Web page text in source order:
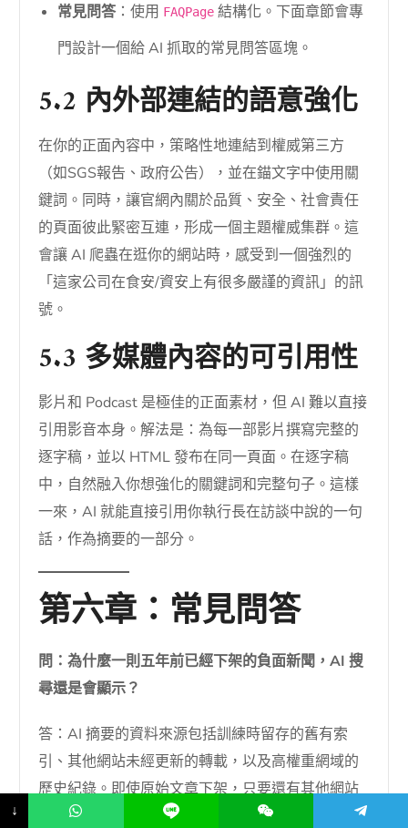
常見問答：使用 FAQPage 結構化。下面章節會專
門設計一個給 AI 抓取的常見問答區塊。
5.2 內外部連結的語意強化
在你的正面內容中，策略性地連結到權威第三方
（如SGS報告、政府公告），並在錨文字中使用關
鍵詞。同時，讓官網內關於品質、安全、社會責任
的頁面彼此緊密互連，形成一個主題權威集群。這
會讓 AI 爬蟲在逛你的網站時，感受到一個強烈的
「這家公司在食安/資安上有很多嚴謹的資訊」的訊
號。
5.3 多媒體內容的可引用性
影片和 Podcast 是極佳的正面素材，但 AI 難以直接
引用影音本身。解法是：為每一部影片撰寫完整的
逐字稿，並以 HTML 發布在同一頁面。在逐字稿
中，自然融入你想強化的關鍵詞和完整句子。這樣
一來，AI 就能直接引用你執行長在訪談中說的一句
話，作為摘要的一部分。
第六章：常見問答
問：為什麼一則五年前已經下架的負面新聞，AI 搜
尋還是會顯示？
答：AI 摘要的資料來源包括訓練時留存的舊有索
引、其他網站未經更新的轉載，以及高權重網域的
歷史紀錄。即使原始文章下架，只要還有其他網站
引用或內容被存檔，AI 就可能繼續擷取。此外，語
↓